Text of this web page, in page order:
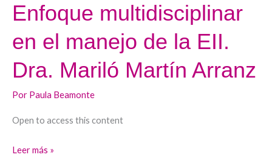
Enfoque multidisciplinar
en el manejo de la EII.
Dra. Mariló Martín Arranz
Por Paula Beamonte
Open to access this content
Enfoque
multidisciplinar
en
manejo
EII.
Mariló
Leer más »